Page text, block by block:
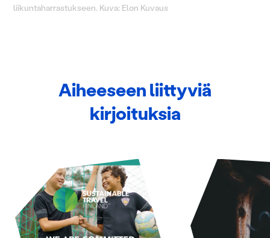
liikuntaharrastukseen. Kuva: Elon Kuvaus
Aiheeseen liittyviä
kirjoituksia